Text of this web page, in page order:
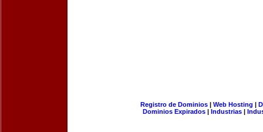
Registro de Dominios| Web Hosting |
Dominios Expirados | Industrias |